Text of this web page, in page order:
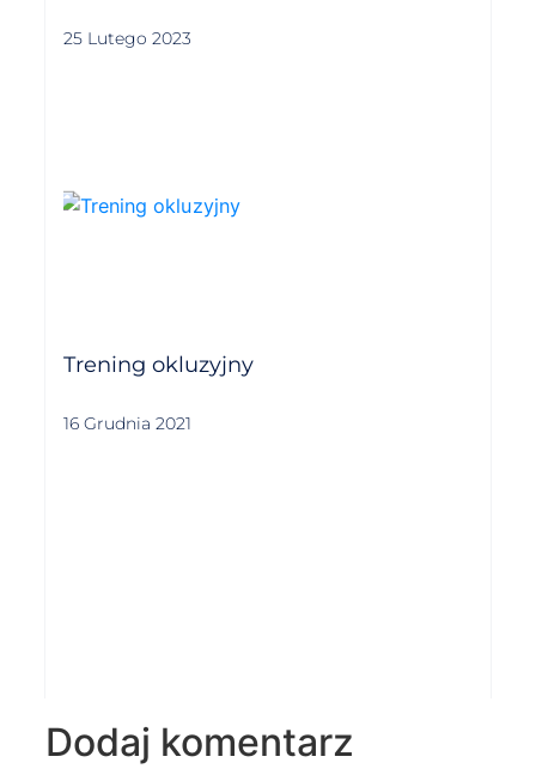
25 Lutego 2023
Trening okluzyjny
16 Grudnia 2021
Dodaj komentarz